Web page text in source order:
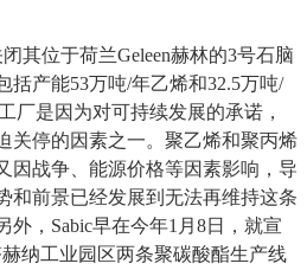
其位于荷兰Geleen赫林的3号石脑
括产能53万吨/年乙烯和32.5万吨/
厂是因为对可持续发展的承诺，
关停的因素之一。聚乙烯和聚丙烯
因战争、能源价格等因素影响，导
和前景已经发展到无法再维持这条
外，Sabic早在今年1月8日，就宣
纳工业园区两条聚碳酸酯生产线